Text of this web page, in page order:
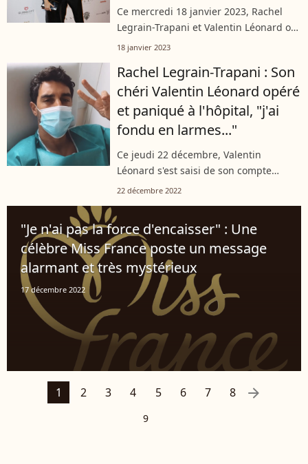
Ce mercredi 18 janvier 2023, Rachel
Legrain-Trapani et Valentin Léonard ont
annoncé une mauvaise nouvelle, en
victimes d'un cambriolage. Mais...
18 janvier 2023
Rachel Legrain-Trapani : Son
chéri Valentin Léonard opéré
et paniqué à l'hôpital, "j'ai
fondu en larmes..."
Ce jeudi 22 décembre, Valentin
Léonard s'est saisi de son compte
Instagram pour partager un poignant
Legrain-Trapani...
22 décembre 2022
"Je n'ai pas la force d'encaisser" : Une
célèbre Miss France poste un message
alarmant et très mystérieux
17 décembre 2022
1 2 3 4 5 6 7 8
9
arrow_right